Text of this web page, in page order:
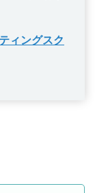
ィングスク